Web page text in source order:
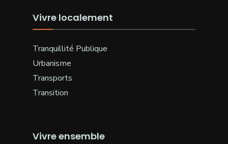
Vivre localement
Tranquillité Publique
Urbanisme
Transports
Transition
Vivre ensemble